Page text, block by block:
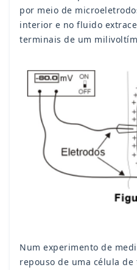
por meio de
interior e no fluido
terminais de um
Num experimento de
repouso de uma célula